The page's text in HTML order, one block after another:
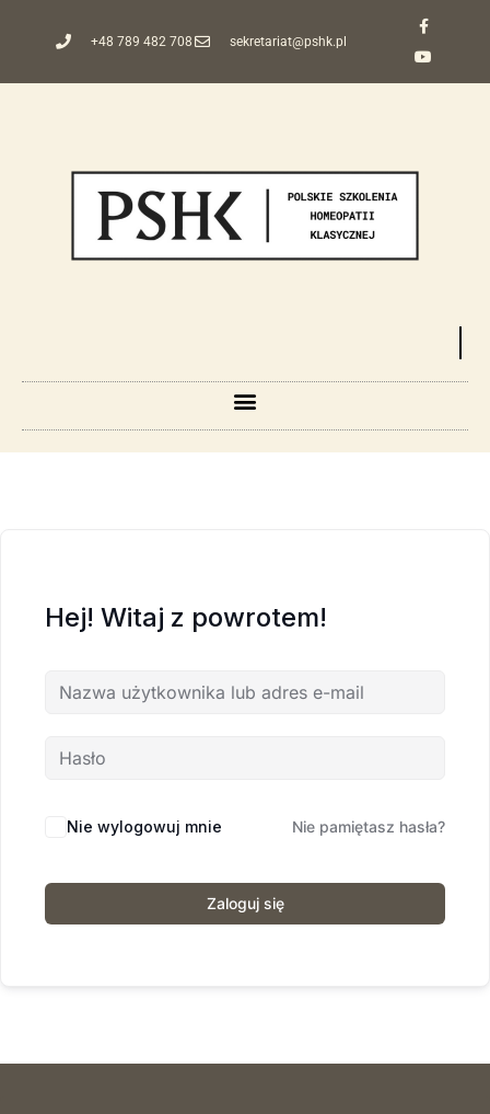
+48 789 482 708 sekretariat@pshk.pl
Hej! Witaj z powrotem!
Nie wylogowuj mnie Nie pamiętasz hasła?
Zaloguj się